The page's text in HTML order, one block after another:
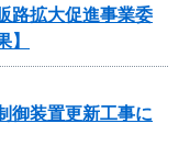
路拡大促進事業委
】
御装置更新工事に